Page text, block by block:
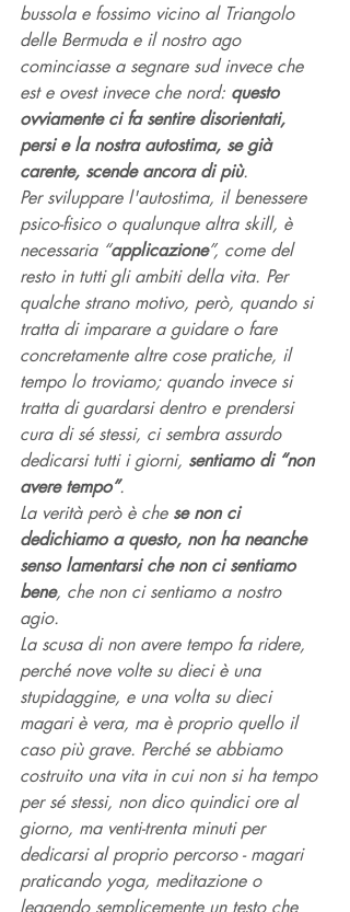
bussola e fossimo vicino al Triangolo
delle Bermuda e il nostro ago
cominciasse a segnare sud invece che
est e ovest invece che nord: questo
ovviamente ci fa sentire disorientati,
persi e la nostra autostima, se già
carente, scende ancora di più.
Per sviluppare l'autostima, il benessere
psico-fisico o qualunque altra skill, è
necessaria “applicazione”, come del
resto in tutti gli ambiti della vita. Per
qualche strano motivo, però, quando si
tratta di imparare a guidare o fare
concretamente altre cose pratiche, il
tempo lo troviamo; quando invece si
tratta di guardarsi dentro e prendersi
cura di sé stessi, ci sembra assurdo
dedicarsi tutti i giorni, sentiamo di “non
avere tempo”.
La verità però è che se non ci
dedichiamo a questo, non ha neanche
senso lamentarsi che non ci sentiamo
bene, che non ci sentiamo a nostro
agio.
La scusa di non avere tempo fa ridere,
perché nove volte su dieci è una
stupidaggine, e una volta su dieci
magari è vera, ma è proprio quello il
caso più grave. Perché se abbiamo
costruito una vita in cui non si ha tempo
per sé stessi, non dico quindici ore al
giorno, ma venti-trenta minuti per
dedicarsi al proprio percorso - magari
praticando yoga, meditazione o
leggendo semplicemente un testo che